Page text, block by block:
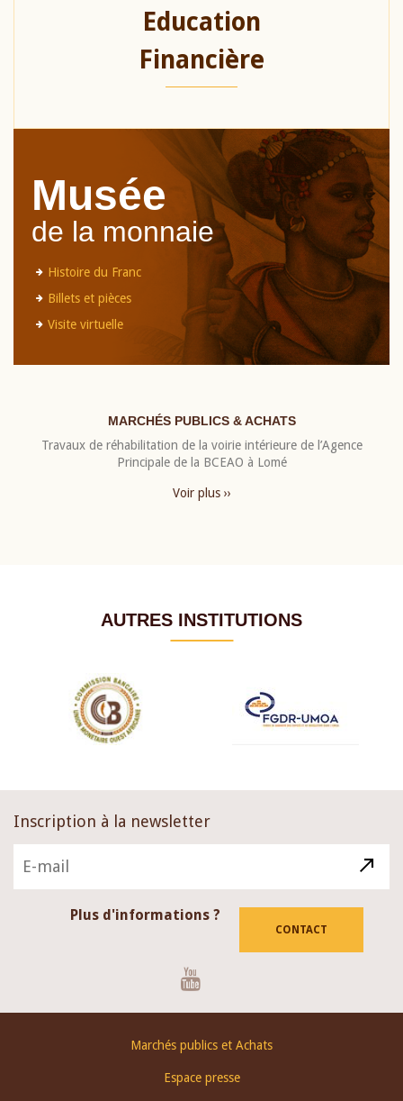
Education
Financière
Musée
de la monnaie
Histoire du Franc
Billets et pièces
Visite virtuelle
MARCHÉS PUBLICS & ACHATS
Travaux de réhabilitation de la voirie intérieure de l’Agence
Principale de la BCEAO à Lomé
Voir plus ››
AUTRES INSTITUTIONS
Inscription à la newsletter
Plus d'informations ?
CONTACT
Marchés publics et Achats
Espace presse